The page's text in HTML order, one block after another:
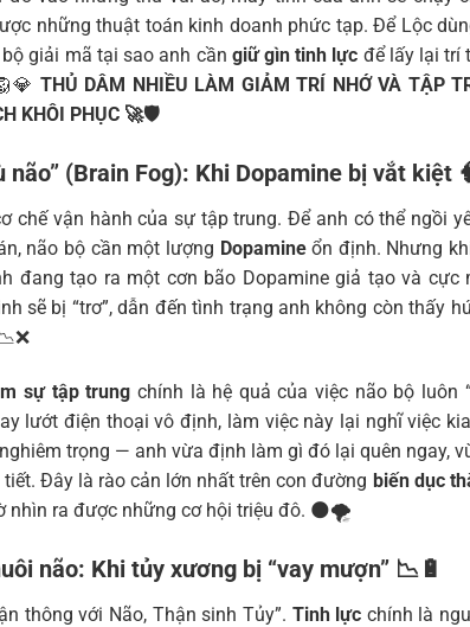
những thuật toán kinh doanh phức tạp. Để Lộc
giải mã tại sao anh cần giữ gìn tinh lực để lấy lại trí
THỦ DÂM NHIỀU LÀM GIẢM TRÍ NHỚ VÀ TẬP
KHÔI PHỤC 🚀🛡️
não” (Brain Fog): Khi Dopamine bị vắt kiệt
chế vận hành của sự tập trung. Để anh có thể ngồi
não bộ cần một lượng Dopamineổn định. Nhưng
đang tạo ra một cơn bão Dopamine giả tạo và cực
sẽ bị “trơ”, dẫn đến tình trạng anh không còn thấy
sự tập trung chính là hệ quả của việc não bộ luôn
lướt điện thoại vô định, làm việc này lại nghĩ việc
trọng — anh vừa định làm gì đó lại quên ngay,
Đây là rào cản lớn nhất trên con đường biến dục
nhìn ra được những cơ hội triệu đô. 🌑🌪️
não: Khi tủy xương bị “vay mượn” 📉🔋
thông với Não, Thận sinh Tủy”. Tinh lực chính là